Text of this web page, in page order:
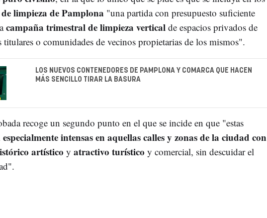
limpieza de Pamplona "una partida con presupuesto suficiente
campaña trimestral de limpieza verticalde espacios privados de
titulares o comunidades de vecinos propietarias de los mismos".
LOS NUEVOS CONTENEDORES DE PAMPLONA Y COMARCA QUE HACEN
MÁS SENCILLO TIRAR LA BASURA
recoge un segundo punto en el que se incide en que "estas
especialmente intensas en aquellas calles y zonas de la ciudad con
artístico y atractivo turístico y comercial, sin descuidar el